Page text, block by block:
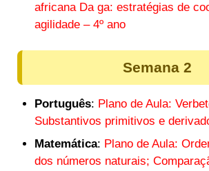
africana Da ga: estratégias de
agilidade – 4º ano
Semana 2
Português: Plano de Aula:
Substantivos primitivos e
Matemática: Plano de Aula:
dos números naturais;